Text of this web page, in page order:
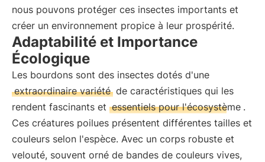
nous pouvons protéger ces insectes importants et
créer un environnement propice à leur prospérité.
Adaptabilité et Importance
Écologique
Les bourdons sont des insectes dotés d'une
extraordinaire variété de caractéristiques qui les
rendent fascinants et essentiels pour l'écosystème .
Ces créatures poilues présentent différentes tailles et
couleurs selon l'espèce. Avec un corps robuste et
velouté, souvent orné de bandes de couleurs vives,